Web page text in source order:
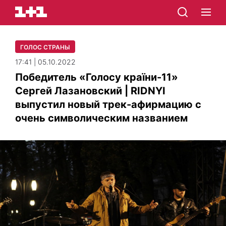
ГОЛОС СТРАНЫ
17:41 | 05.10.2022
Победитель «Голосу країни-11»
Сергей Лазановский | RIDNYI
выпустил новый трек-афирмацию с
очень символическим названием